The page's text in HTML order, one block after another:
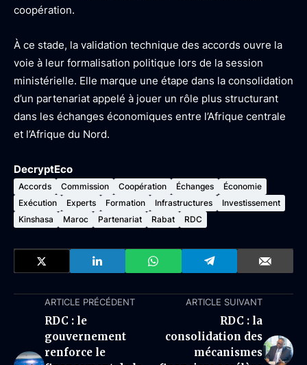
coopération.
À ce stade, la validation technique des accords ouvre la
voie à leur formalisation politique lors de la session
ministérielle. Elle marque une étape dans la consolidation
d’un partenariat appelé à jouer un rôle plus structurant
dans les échanges économiques entre l’Afrique centrale
et l’Afrique du Nord.
DecryptEco
Accords Commission Coopération Échanges
Économie
Exécution
Experts Formation Infrastructures
Investissement
Kinshasa
Maroc Partenariat Rabat RDC
ARTICLE PRÉCÉDENT
RDC : le
gouvernement
renforce le
ARTICLE SUIVANT
RDC : la
consolidation des
mécanismes